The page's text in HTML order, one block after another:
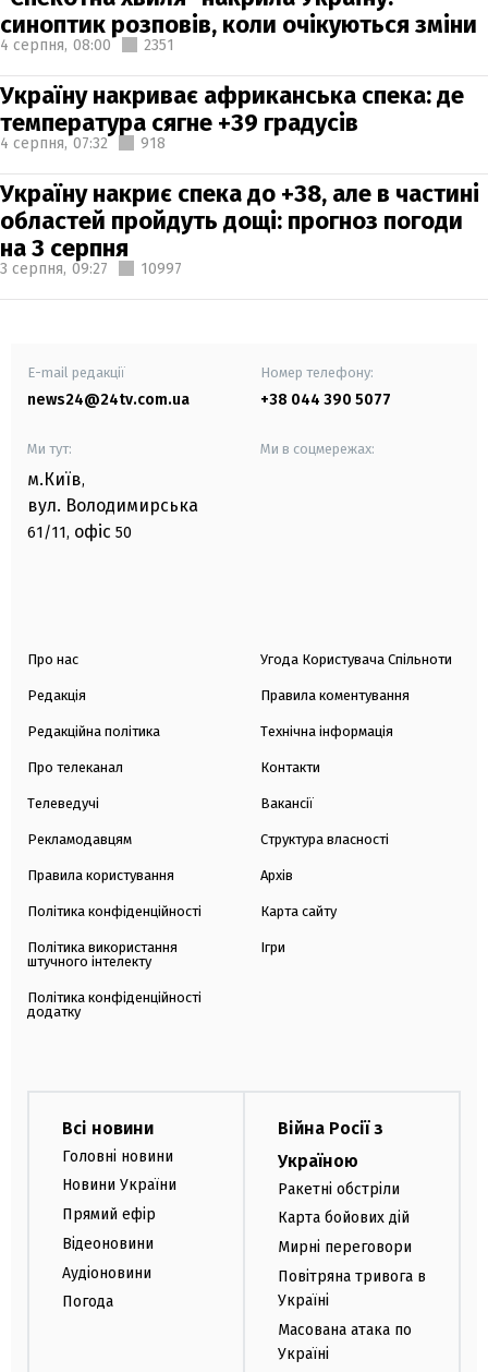
синоптик розповів, коли очікуються зміни
4 серпня, 08:00 2351
Україну накриває африканська спека: де
температура сягне +39 градусів
4 серпня, 07:32 918
Україну накриє спека до +38, але в частині
областей пройдуть дощі: прогноз погоди
на 3 серпня
3 серпня, 09:27 10997
E-mail редакції
news24@24tv.com.ua
Номер телефону:
+38 044 390 5077
Ми тут:
м.Київ,
вул. Володимирська
61/11, офіс 50
Ми в соцмережах:
Про нас
Редакція
Редакційна політика
Про телеканал
Телеведучі
Рекламодавцям
Правила користування
Політика конфіденційності
Політика використання
штучного інтелекту
Політика конфіденційності
додатку
Угода Користувача Спільноти
Правила коментування
Технічна інформація
Контакти
Вакансії
Структура власності
Архів
Карта сайту
Ігри
Всі новини
Головні новини
Новини України
Прямий ефір
Відеоновини
Аудіоновини
Погода
Війна Росії з
Україною
Ракетні обстріли
Карта бойових дій
Мирні переговори
Повітряна тривога в
Україні
Масована атака по
Україні